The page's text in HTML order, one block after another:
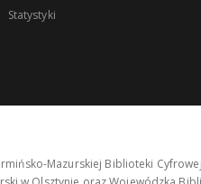
Statystyki
Mazurskiej Biblioteki